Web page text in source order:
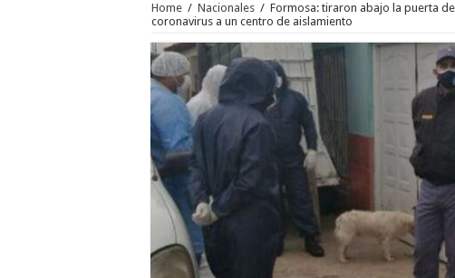
Home / Nacionales / Formosa: tiraron abajo la puerta
coronavirus a un centro de aislamiento